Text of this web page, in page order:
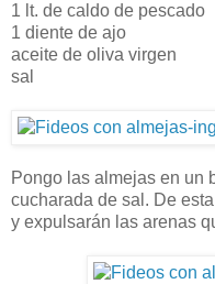
1 lt. de caldo de pescado
1 diente de ajo
aceite de oliva virgen
sal
Pongo las almejas en un
cucharada de sal. De
y expulsarán las arenas